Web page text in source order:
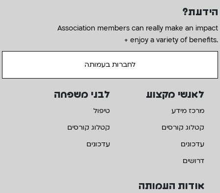
הידעת?
Association members can really make an impact
+ enjoy a variety of benefits.
לחברות בעמותה
אודות העמותה
לאנשי מקצוע
מרכז מידע
קטלוג קורסים
עדכונים
דרושים
לבני משפחה
טיפול
קטלוג קורסים
עדכונים